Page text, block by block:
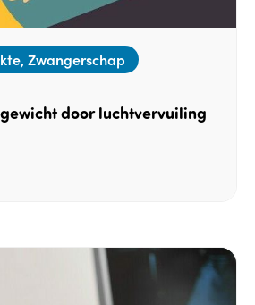
Zwangerschap
door luchtvervuiling